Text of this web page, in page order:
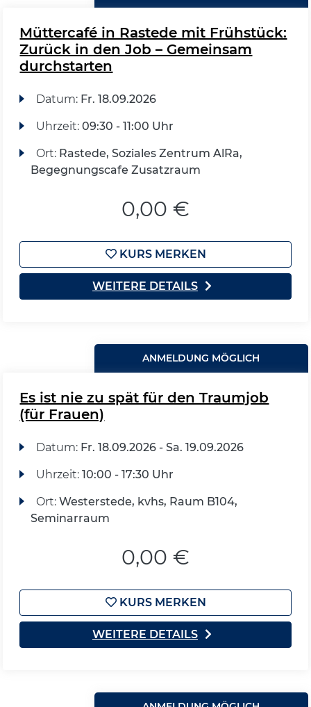
Müttercafé in Rastede mit Frühstück:
Zurück in den Job – Gemeinsam
durchstarten
Datum: Fr. 18.09.2026
Uhrzeit: 09:30 - 11:00 Uhr
Ort: Rastede, Soziales Zentrum AlRa,
Begegnungscafe Zusatzraum
0,00 €
KURS MERKEN
WEITERE DETAILS
ANMELDUNG MÖGLICH
Es ist nie zu spät für den Traumjob
(für Frauen)
Datum: Fr. 18.09.2026 - Sa. 19.09.2026
Uhrzeit: 10:00 - 17:30 Uhr
Ort: Westerstede, kvhs, Raum B104,
Seminarraum
0,00 €
KURS MERKEN
WEITERE DETAILS